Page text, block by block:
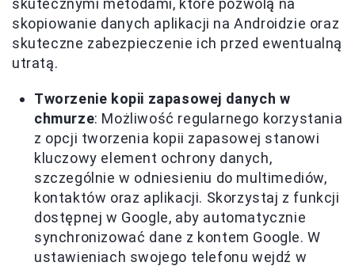
skutecznymi metodami, które pozwolą na
skopiowanie danych aplikacji na Androidzie oraz
skuteczne zabezpieczenie ich przed ewentualną
utratą.
Tworzenie kopii zapasowej danych w
chmurze: Możliwość regularnego korzystania
z opcji tworzenia kopii zapasowej stanowi
kluczowy element ochrony danych,
szczególnie w odniesieniu do multimediów,
kontaktów oraz aplikacji. Skorzystaj z funkcji
dostępnej w Google, aby automatycznie
synchronizować dane z kontem Google. W
ustawieniach swojego telefonu wejdź w